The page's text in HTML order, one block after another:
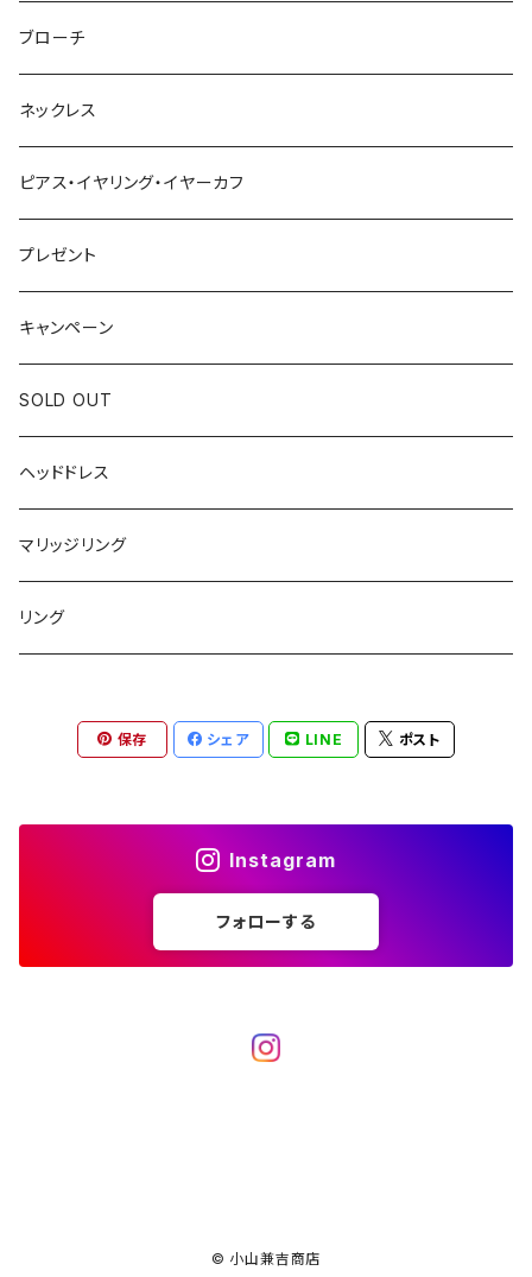
ブローチ
ネックレス
ピアス・イヤリング・イヤーカフ
プレゼント
キャンペーン
SOLD OUT
ヘッドドレス
マリッジリング
リング
保存 シェア LINE ポスト
Instagram
フォローする
© 小山兼吉商店